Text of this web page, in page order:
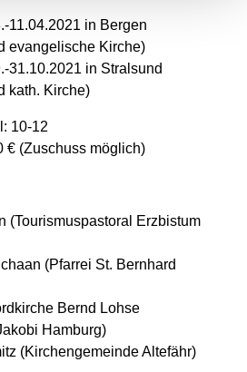
in Bergen
evangelische Kirche)
in Stralsund
kath. Kirche)
10-12
€ (Zuschuss möglich)
(Tourismuspastoral Erzbistum
(Pfarrei St. Bernhard
Bernd Lohse
Hamburg)
(Kirchengemeinde Altefähr)